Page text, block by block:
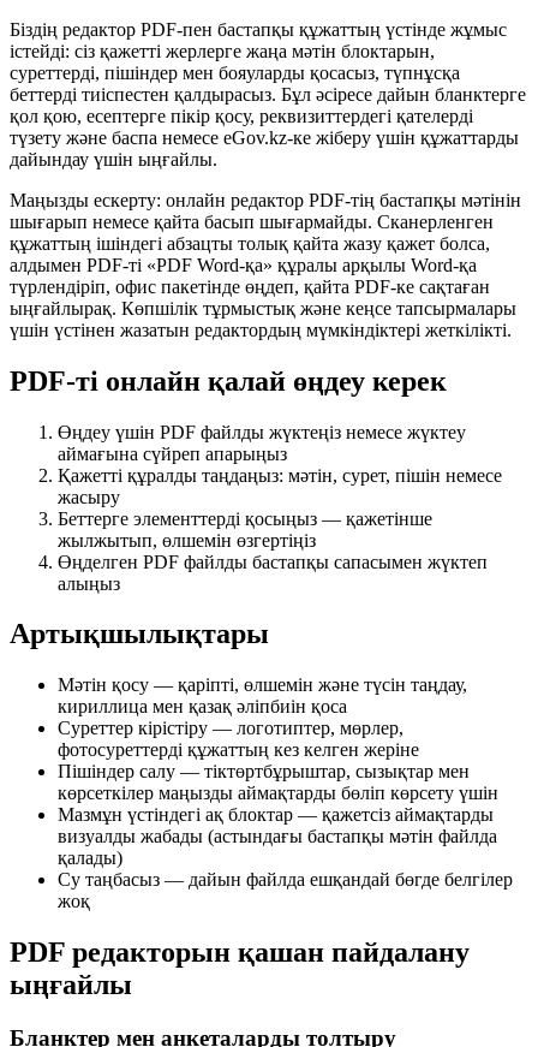
Біздің редактор PDF-пен бастапқы құжаттың үстінде жұмыс
істейді: сіз қажетті жерлерге жаңа мәтін блоктарын,
суреттерді, пішіндер мен бояуларды қосасыз, түпнұсқа
беттерді тиіспестен қалдырасыз. Бұл әсіресе дайын бланктерге
қол қою, есептерге пікір қосу, реквизиттердегі қателерді
түзету және баспа немесе eGov.kz-ке жіберу үшін құжаттарды
дайындау үшін ыңғайлы.
Маңызды ескерту: онлайн редактор PDF-тің бастапқы мәтінін
шығарып немесе қайта басып шығармайды. Сканерленген
құжаттың ішіндегі абзацты толық қайта жазу қажет болса,
алдымен PDF-ті «PDF Word-қа» құралы арқылы Word-қа
түрлендіріп, офис пакетінде өңдеп, қайта PDF-ке сақтаған
ыңғайлырақ. Көпшілік тұрмыстық және кеңсе тапсырмалары
үшін үстінен жазатын редактордың мүмкіндіктері жеткілікті.
PDF-ті онлайн қалай өңдеу керек
Өңдеу үшін PDF файлды жүктеңіз немесе жүктеу
аймағына сүйреп апарыңыз
Қажетті құралды таңдаңыз: мәтін, сурет, пішін немесе
жасыру
Беттерге элементтерді қосыңыз — қажетінше
жылжытып, өлшемін өзгертіңіз
Өңделген PDF файлды бастапқы сапасымен жүктеп
алыңыз
Артықшылықтары
Мәтін қосу — қаріпті, өлшемін және түсін таңдау,
кириллица мен қазақ әліпбиін қоса
Суреттер кірістіру — логотиптер, мөрлер,
фотосуреттерді құжаттың кез келген жеріне
Пішіндер салу — тіктөртбұрыштар, сызықтар мен
көрсеткілер маңызды аймақтарды бөліп көрсету үшін
Мазмұн үстіндегі ақ блоктар — қажетсіз аймақтарды
визуалды жабады (астындағы бастапқы мәтін файлда
қалады)
Су таңбасыз — дайын файлда ешқандай бөгде белгілер
жоқ
PDF редакторын қашан пайдалану
ыңғайлы
Бланктер мен анкеталарды толтыру